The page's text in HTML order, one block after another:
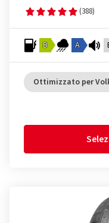
(388)
B A
Ottimizzato per